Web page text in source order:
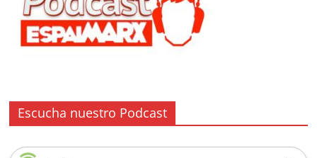
Escucha nuestro Podcast